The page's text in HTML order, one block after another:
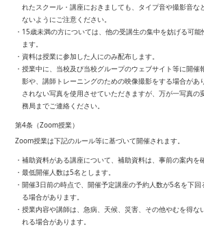
れたスクール・講座におきましても、タイプ音や撮影音な
ないようにご注意ください。
・15歳未満の方については、他の受講生の集中を妨げる可
ます。
・資料は授業に参加した人にのみ配布します。
・授業中に、当校及び当校グループのウェブサイト等に開
影や、講師トレーニングのための映像撮影をする場合があ
されない写真を使用させていただきますが、万が一写真の
務局までご連絡ください。
第4条（Zoom授業）
Zoom授業は下記のルール等に基づいて開催されます。
・補助資料がある講座について、補助資料は、事前の案内を
・最低開催人数は5名とします。
・開催3日前の時点で、開催予定講座の予約人数が5名を下
る場合があります。
・授業内容や講師は、急病、天候、災害、その他やむを得な
れる場合があります。